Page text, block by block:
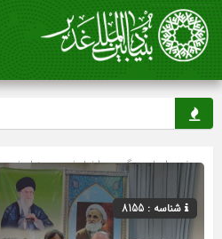
صفحه اصلی» گروه »اخبار غدیر»بنیاد غدیر
شناسه : 8155